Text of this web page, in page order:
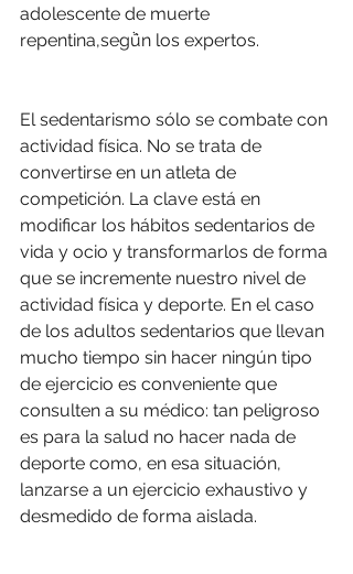
adolescente de muerte
repentina,segٞún los expertos.
El sedentarismo sólo se combate con
actividad física. No se trata de
convertirse en un atleta de
competición. La clave está en
modificar los hábitos sedentarios de
vida y ocio y transformarlos de forma
que se incremente nuestro nivel de
actividad física y deporte. En el caso
de los adultos sedentarios que llevan
mucho tiempo sin hacer ningún tipo
de ejercicio es conveniente que
consulten a su médico: tan peligroso
es para la salud no hacer nada de
deporte como, en esa situación,
lanzarse a un ejercicio exhaustivo y
desmedido de forma aislada.